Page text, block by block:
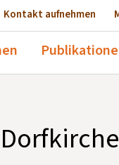
Kontakt aufnehmen